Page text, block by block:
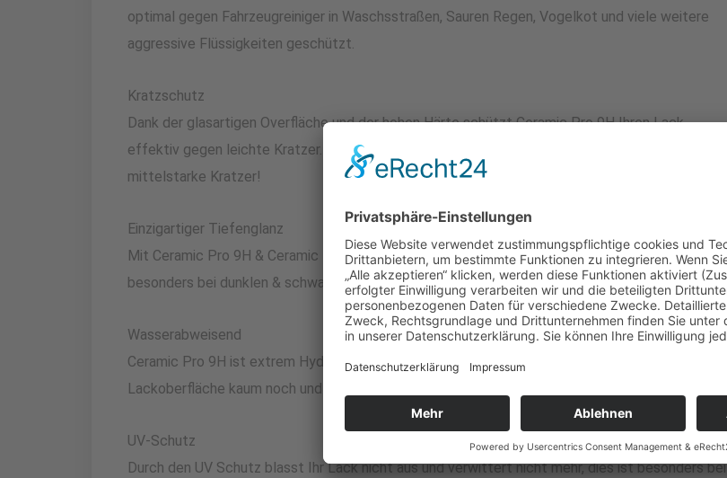
optimal gegen Fahrzeugreiniger in Waschsstraßen, Sauren Regen, Vogelkot und viele weitere
aggressive Flüssigkeiten geschützt.
Kratzschutz
Dank der glasartigen Overfläche und der hohen Härte schützt Ceramic Pro 9H Ihren Lack
effektiv gegen leichte Kratzer. Ab 4 Schichten Ceramic Pro 9H schützt es sogar gegen
mittelstarke Kratzer!
Einzigartiger Tiefenglanz
Mit Ceramic Pro 9H & Ceramic Pro Light erhalten wir einen unvergleichbaren Tiefenglanz,
besonders bei dunklen & schwarzen Lacken kommt dieser Effekt besonders gut zur Geltung.
Wasserabweisend
Ceramic Pro 9H ist extrem Hydrophob, das heißt Wasserabweisend und somit verschmutzt die
Lackoberfläche kaum noch und reinigt sich fast von alleine in Verbindung mit Wasser.
UV-Schutz
Durch den UV Schutz blasst Ihr Lack nicht aus und verwittert nicht mehr, dies ist besonders bei